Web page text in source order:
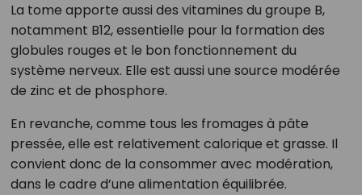
La tome apporte aussi des vitamines du groupe B,
notamment B12, essentielle pour la formation des
globules rouges et le bon fonctionnement du
système nerveux. Elle est aussi une source modérée
de zinc et de phosphore.
En revanche, comme tous les fromages à pâte
pressée, elle est relativement calorique et grasse. Il
convient donc de la consommer avec modération,
dans le cadre d’une alimentation équilibrée.